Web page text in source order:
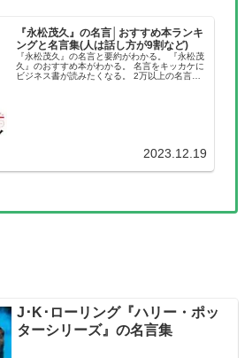
『永松茂久』の名言│おすすめ本ランキ
ングと名言集(人は話し方が9割など)
『永松茂久』の名言と要約がわかる。 『永松茂
久』のおすすめ本がわかる。 名言をキッカケに
ビジネス書が読みたくなる。 2万以上の名言を
2023.12.19
J･K･ローリング『ハリー・ポッ
ターシリーズ』の名言集